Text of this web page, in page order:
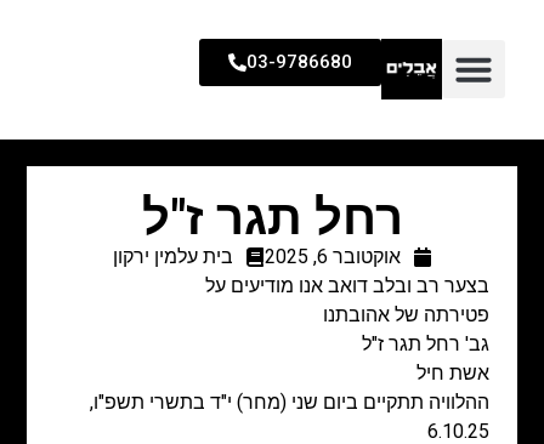
03-9786680
רחל תגר ז"ל
אוקטובר 6, 2025
בית עלמין ירקון
בצער רב ובלב דואב אנו מודיעים על
פטירתה של אהובתנו
גב' רחל תגר ז"ל
אשת חיל
ההלוויה תתקיים ביום שני (מחר) י"ד בתשרי תשפ"ו,
6.10.25